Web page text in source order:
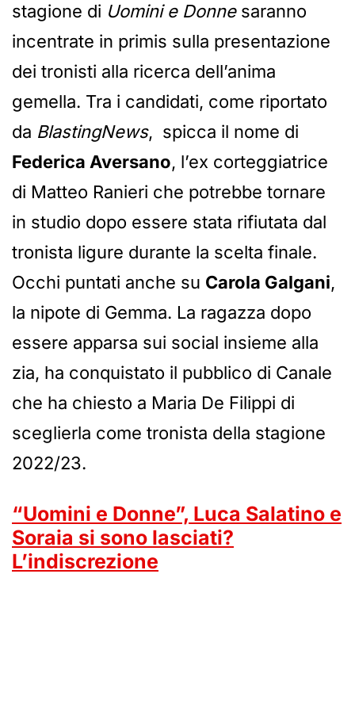
stagione di Uomini e Donnesaranno
incentrate in primis sulla presentazione
dei tronisti alla ricerca dell’anima
gemella. Tra i candidati, come riportato
da BlastingNews, spicca il nome di
Federica Aversano, l’ex corteggiatrice
di Matteo Ranieri che potrebbe tornare
in studio dopo essere stata rifiutata dal
tronista ligure durante la scelta finale.
Occhi puntati anche su Carola Galgani,
la nipote di Gemma. La ragazza dopo
essere apparsa sui social insieme alla
zia, ha conquistato il pubblico di Canale
che ha chiesto a Maria De Filippi di
sceglierla come tronista della stagione
2022/23.
“Uomini e Donne”, Luca Salatino e
Soraia si sono lasciati?
L’indiscrezione